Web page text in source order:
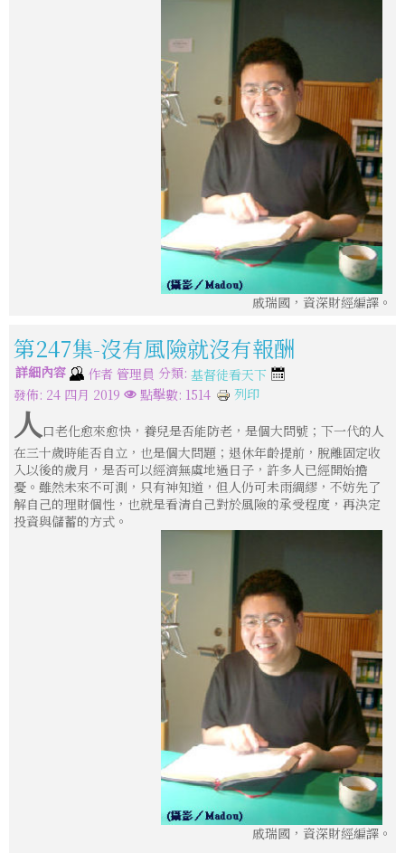
戚瑞國，資深財經編譯。
第247集-沒有風險就沒有報酬
詳細內容 作者 管理員 分類: 基督徒看天下
發佈: 24 四月 2019
點擊數: 1514 列印
人口老化愈來愈快，養兒是否能防老，是個大問號；下一代的人
在三十歲時能否自立，也是個大問題；退休年齡提前，脫離固定收
入以後的歲月，是否可以經濟無虞地過日子，許多人已經開始擔
憂。雖然未來不可測，只有神知道，但人仍可未雨綢繆，不妨先了
解自己的理財個性，也就是看清自己對於風險的承受程度，再決定
投資與儲蓄的方式。
戚瑞國，資深財經編譯。